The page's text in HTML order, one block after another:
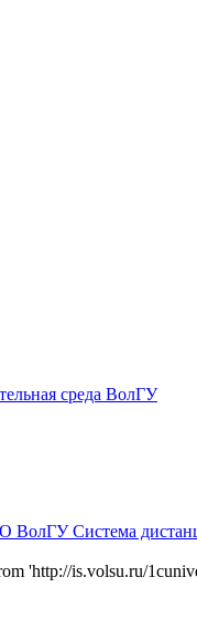
среда ВолГУ
Система
'http://is.volsu.ru/